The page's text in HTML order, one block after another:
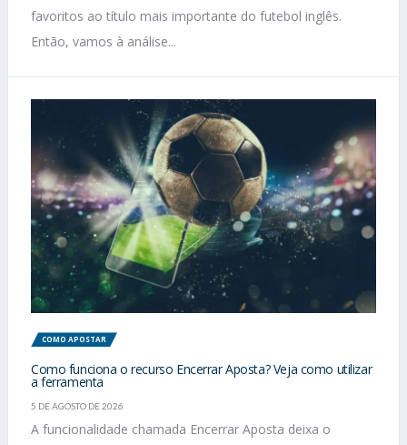
favoritos ao título mais importante do futebol inglês.
Então, vamos à análise...
COMO APOSTAR
Como funciona o recurso Encerrar Aposta? Veja como utilizar
a ferramenta
5 DE AGOSTO DE 2026
A funcionalidade chamada Encerrar Aposta deixa o